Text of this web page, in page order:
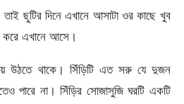
ছুটির দিনে এখানে আসাটা ওর কাছে খুব
করে এখানে আসে।
উঠতে থাকে। সিঁড়িটি এত সরু যে দুজন
পারে না। সিঁড়ির সোজাসুজি ঘরটি একটি